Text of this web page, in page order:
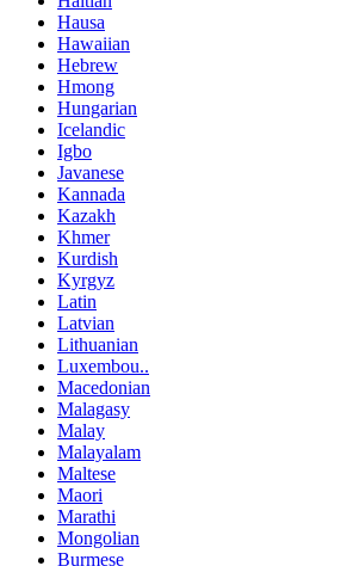
Hausa
Hawaiian
Hebrew
Hmong
Hungarian
Icelandic
Igbo
Javanese
Kannada
Kazakh
Khmer
Kurdish
Kyrgyz
Latin
Latvian
Lithuanian
Luxembou..
Macedonian
Malagasy
Malay
Malayalam
Maltese
Maori
Marathi
Mongolian
Burmese